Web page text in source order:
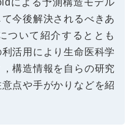
今後解決されるべきあ
ついて紹介するととも
活用により生命医科学
構造情報を自らの研究
点や手がかりなどを紹